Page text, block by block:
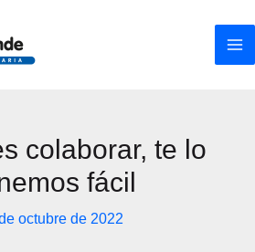
colaborar, te lo
fácil
octubre de 2022